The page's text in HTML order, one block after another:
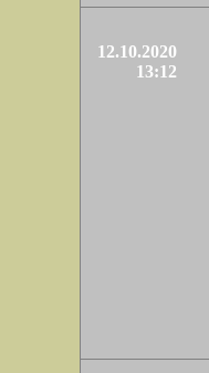
12.10.2020
13:12